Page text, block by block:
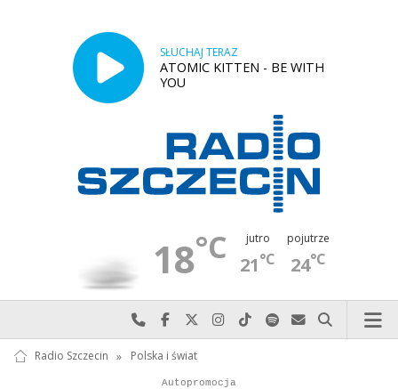
SŁUCHAJ TERAZ
ATOMIC KITTEN - BE WITH
YOU
18°C jutro
21°C
pojutrze
24°C
Najlepiej po prostu do nas zadzwoń
Odwiedź nas na Facebook-u
Odwiedź nas na X
Odwiedź nas na Instagram-ie
Odwiedź nas na TikTok-u
Szukaj nas na Spotify
Wyślij do nas
Szukaj
Radio Szczecin » Polska i świat
Autopromocja
Autopromocja